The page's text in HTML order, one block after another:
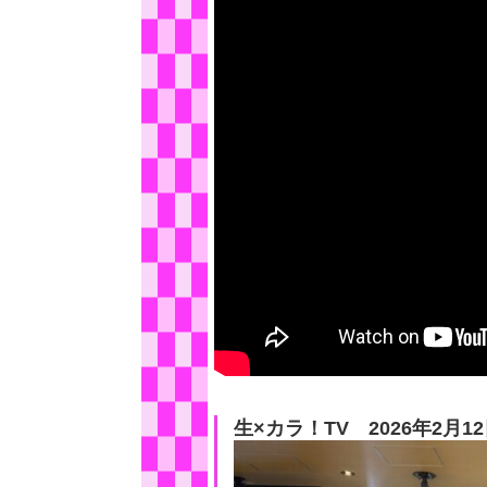
生×カラ！TV 2026年2月12